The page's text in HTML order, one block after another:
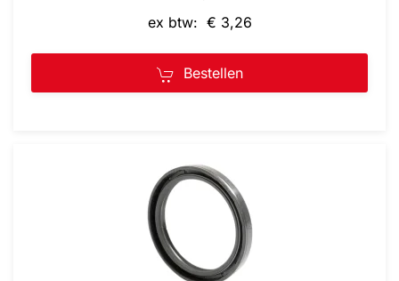
ex btw: € 3,26
Bestellen